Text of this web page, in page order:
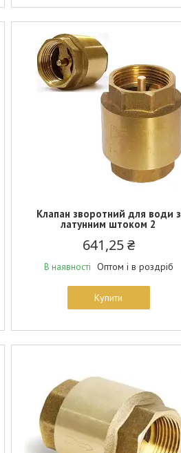
Клапан зворотний для води з
латунним штоком 2
641,25 ₴
В наявності Оптом і в роздріб
Купити